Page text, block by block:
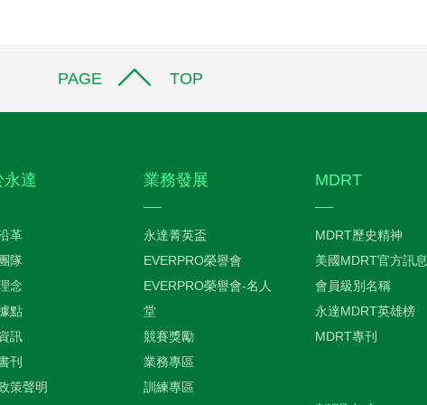
PAGE TOP
永達
革
隊
念
點
訊
刊
策聲明
業務發展
永達菁英盃
EVERPRO榮譽會
EVERPRO榮譽會-名人
堂
競賽獎勵
業務專區
訓練專區
MDRT
MDRT歷史精神
美國MDRT官方訊息
會員級別名稱
永達MDRT英雄榜
MDRT專刊